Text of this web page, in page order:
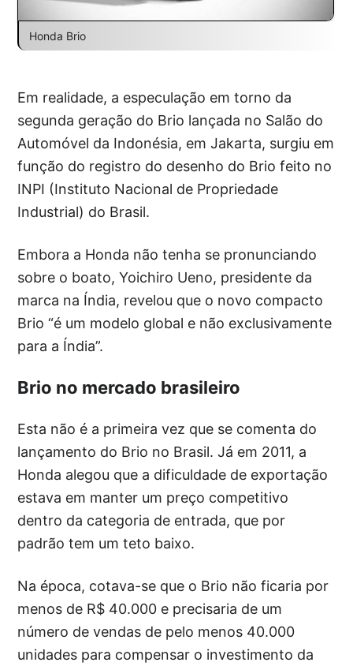
Honda Brio
Em realidade, a especulação em torno da
segunda geração do Brio lançada no Salão do
Automóvel da Indonésia, em Jakarta, surgiu em
função do registro do desenho do Brio feito no
INPI (Instituto Nacional de Propriedade
Industrial) do Brasil.
Embora a Honda não tenha se pronunciando
sobre o boato, Yoichiro Ueno, presidente da
marca na Índia, revelou que o novo compacto
Brio “é um modelo global e não exclusivamente
para a Índia”.
Brio no mercado brasileiro
Esta não é a primeira vez que se comenta do
lançamento do Brio no Brasil. Já em 2011, a
Honda alegou que a dificuldade de exportação
estava em manter um preço competitivo
dentro da categoria de entrada, que por
padrão tem um teto baixo.
Na época, cotava-se que o Brio não ficaria por
menos de R$ 40.000 e precisaria de um
número de vendas de pelo menos 40.000
unidades para compensar o investimento da